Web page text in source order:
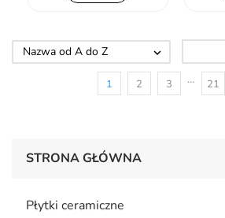
STRONA GŁÓWNA
Płytki ceramiczne
Nazwa od A do Z 
1 2 3 … 21